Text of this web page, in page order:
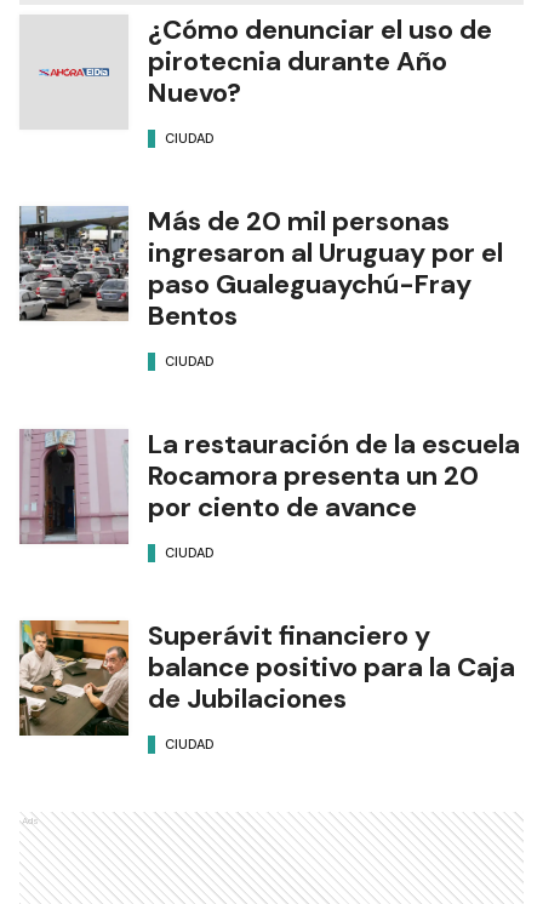
¿Cómo denunciar el uso de
pirotecnia durante Año
Nuevo?
CIUDAD
Más de 20 mil personas
ingresaron al Uruguay por el
paso Gualeguaychú-Fray
Bentos
CIUDAD
La restauración de la escuela
Rocamora presenta un 20
por ciento de avance
CIUDAD
Superávit financiero y
balance positivo para la Caja
de Jubilaciones
CIUDAD
Ads